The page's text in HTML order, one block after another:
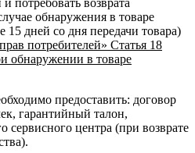
потребовать возврата
обнаружения в товаре
15 дней со дня передачи товара)
потребителей» Статья 18
обнаружении в товаре
предоставить: договор
гарантийный талон,
сервисного центра (при возврате